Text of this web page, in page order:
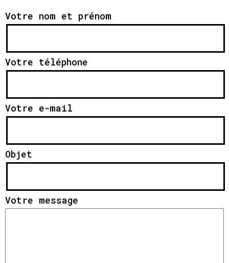
Votre nom et prénom
Votre téléphone
Votre e-mail
Objet
Votre message